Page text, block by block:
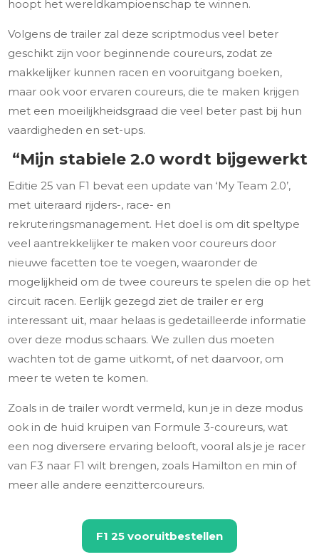
hoopt het wereldkampioenschap te winnen.
Volgens de trailer zal deze scriptmodus veel beter
geschikt zijn voor beginnende coureurs, zodat ze
makkelijker kunnen racen en vooruitgang boeken,
maar ook voor ervaren coureurs, die te maken krijgen
met een moeilijkheidsgraad die veel beter past bij hun
vaardigheden en set-ups.
“Mijn stabiele 2.0 wordt bijgewerkt
Editie 25 van F1 bevat een update van ‘My Team 2.0’,
met uiteraard rijders-, race- en
rekruteringsmanagement. Het doel is om dit speltype
veel aantrekkelijker te maken voor coureurs door
nieuwe facetten toe te voegen, waaronder de
mogelijkheid om de twee coureurs te spelen die op het
circuit racen. Eerlijk gezegd ziet de trailer er erg
interessant uit, maar helaas is gedetailleerde informatie
over deze modus schaars. We zullen dus moeten
wachten tot de game uitkomt, of net daarvoor, om
meer te weten te komen.
Zoals in de trailer wordt vermeld, kun je in deze modus
ook in de huid kruipen van Formule 3-coureurs, wat
een nog diversere ervaring belooft, vooral als je je racer
van F3 naar F1 wilt brengen, zoals Hamilton en min of
meer alle andere eenzittercoureurs.
F1 25 vooruitbestellen